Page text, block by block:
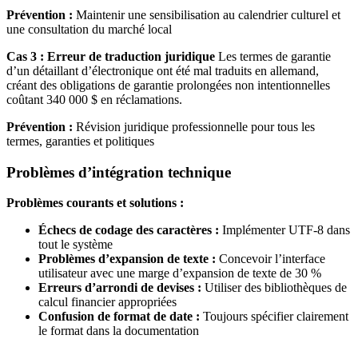
Prévention : Maintenir une sensibilisation au calendrier culturel et
une consultation du marché local
Cas 3 : Erreur de traduction juridique Les termes de garantie
d’un détaillant d’électronique ont été mal traduits en allemand,
créant des obligations de garantie prolongées non intentionnelles
coûtant 340 000 $ en réclamations.
Prévention : Révision juridique professionnelle pour tous les
termes, garanties et politiques
Problèmes d’intégration technique
Problèmes courants et solutions :
Échecs de codage des caractères : Implémenter UTF-8 dans
tout le système
Problèmes d’expansion de texte : Concevoir l’interface
utilisateur avec une marge d’expansion de texte de 30 %
Erreurs d’arrondi de devises : Utiliser des bibliothèques de
calcul financier appropriées
Confusion de format de date : Toujours spécifier clairement
le format dans la documentation